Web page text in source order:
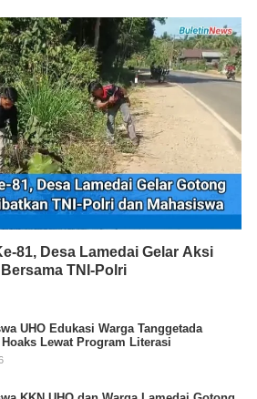
81, Desa Lamedai Gelar Aksi
TNI-Polri
UHO Edukasi Warga Tanggetada
Lewat Program Literasi